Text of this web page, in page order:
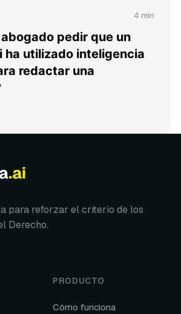
4 min
pedir que un
ha utilizado inteligencia
redactar una
para reforzar el criterio de los
Derecho.
PRODUCTO
Cómo funciona